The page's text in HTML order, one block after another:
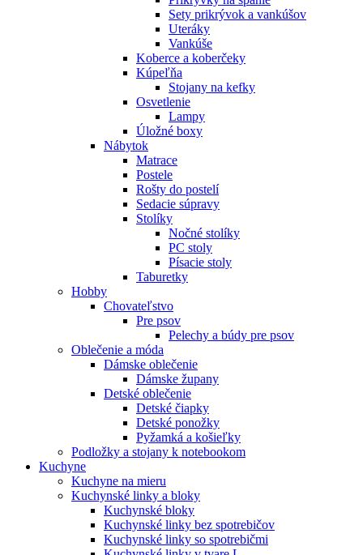
Sety prikrývok a vankúšov
Uteráky
Vankúše
Koberce a koberčeky
Kúpeľňa
Stojany na kefky
Osvetlenie
Lampy
Úložné boxy
Nábytok
Matrace
Postele
Rošty do postelí
Sedacie súpravy
Stolíky
Nočné stolíky
PC stoly
Písacie stoly
Taburetky
Hobby
Chovateľstvo
Pre psov
Pelechy a búdy pre psov
Oblečenie a móda
Dámske oblečenie
Dámske župany
Detské oblečenie
Detské čiapky
Detské ponožky
Pyžamká a košieľky
Podložky a stojany k notebookom
Kuchyne
Kuchyne na mieru
Kuchynské linky a bloky
Kuchynské bloky
Kuchynské linky bez spotrebičov
Kuchynské linky so spotrebičmi